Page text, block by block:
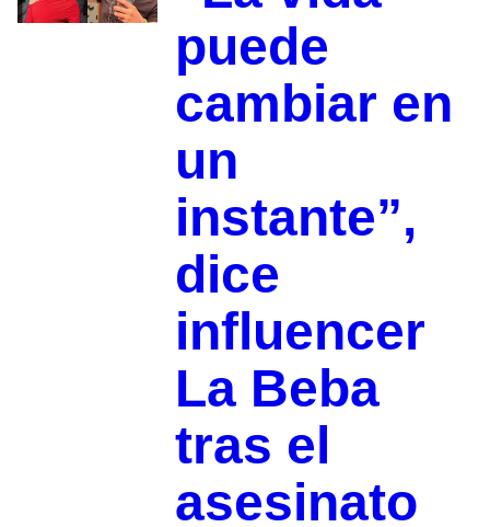
puede
cambiar en
un
instante”,
dice
influencer
La Beba
tras el
asesinato